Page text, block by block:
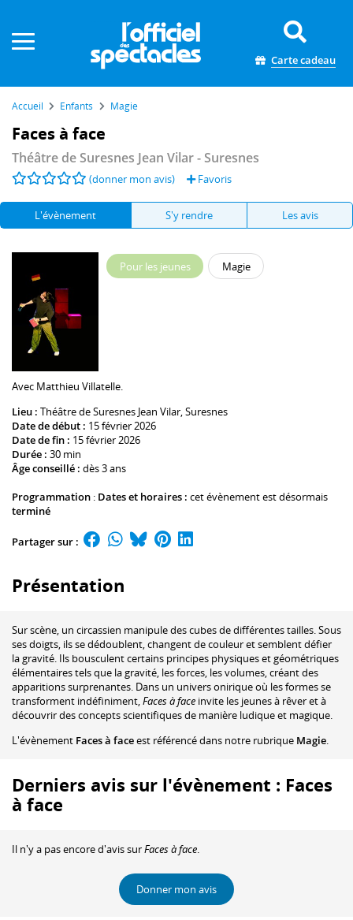
Carte cadeau
Accueil Enfants Magie
Faces à face
Théâtre de Suresnes Jean Vilar- Suresnes
(donner mon avis) Favoris
L'évènement S'y rendre Les avis
Pour les jeunes Magie
Avec Matthieu Villatelle.
Lieu : Théâtre de Suresnes Jean Vilar, Suresnes
Date de début : 15 février 2026
Date de fin : 15 février 2026
Durée : 30 min
Âge conseillé : dès 3 ans
Programmation : Dates et horaires : cet évènement est désormais
terminé
Partager sur :
Présentation
Sur scène, un circassien manipule des cubes de différentes tailles. Sous
ses doigts, ils se dédoublent, changent de couleur et semblent défier
la gravité. Ils bousculent certains principes physiques et géométriques
élémentaires tels que la gravité, les forces, les volumes, créant des
apparitions surprenantes. Dans un univers onirique où les formes se
transforment indéfiniment,Faces à face invite les jeunes à rêver et à
découvrir des concepts scientifiques de manière ludique et magique.
L'évènement Faces à faceest référencé dans notre rubrique Magie.
Derniers avis sur l'évènement : Faces
à face
Il n'y a pas encore d'avis surFaces à face.
Donner mon avis